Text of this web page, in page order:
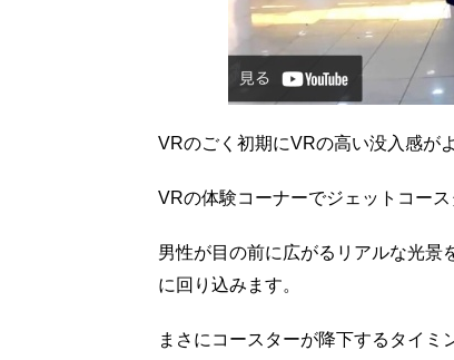
VRのごく初期にVRの高い没入感が
VRの体験コーナーでジェットコー
男性が目の前に広がるリアルな光景
に回り込みます。
まさにコースターが降下するタイミ